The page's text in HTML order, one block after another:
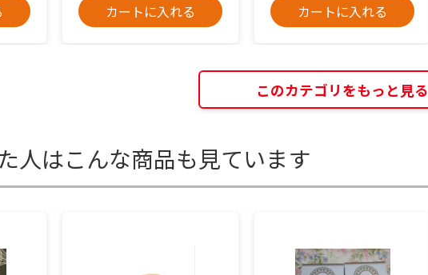
カートに入れる
カートに入れる
このカテゴリをもっと見る
人はこんな商品も見ています